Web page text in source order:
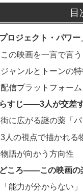
目
プロジェクト・パワ
この映画を一言で言う
ジャンルとトーンの
配信プラットフォー
すじ——3人が交差
街に広がる謎の薬「パ
3人の視点で描かれる
物語が向かう方向性
ころ——この映画の
「能力が分からない